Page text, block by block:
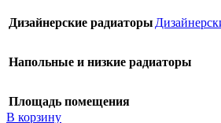
Дизайнерские радиаторы
Напольные и низкие радиаторы
Площадь помещения
В корзину